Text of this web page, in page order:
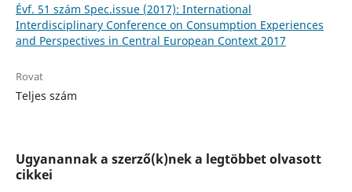
Évf. 51 szám Spec.issue (2017): International
Interdisciplinary Conference on Consumption Experiences
and Perspectives in Central European Context 2017
Rovat
Teljes szám
Ugyanannak a szerző(k)nek a legtöbbet olvasott
cikkei